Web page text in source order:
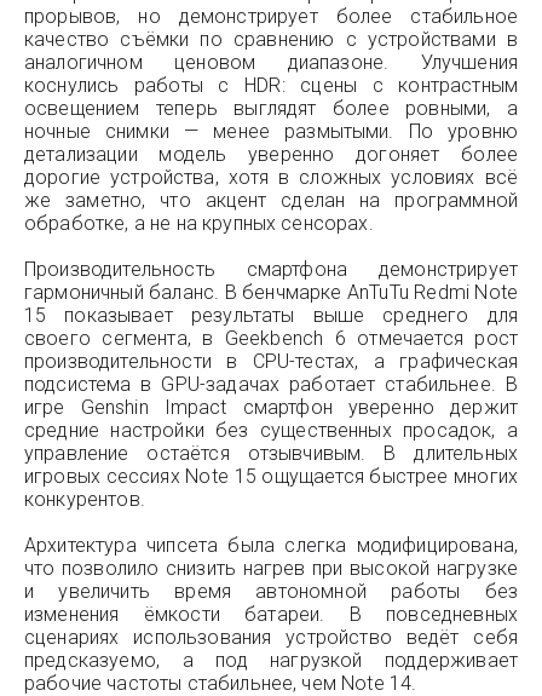
прорывов, но демонстрирует более стабильное
качество съёмки по сравнению с устройствами в
аналогичном ценовом диапазоне. Улучшения
коснулись работы с HDR: сцены с контрастным
освещением теперь выглядят более ровными, а
ночные снимки — менее размытыми. По уровню
детализации модель уверенно догоняет более
дорогие устройства, хотя в сложных условиях всё
же заметно, что акцент сделан на программной
обработке, а не на крупных сенсорах.
Производительность смартфона демонстрирует
гармоничный баланс. В бенчмарке AnTuTu Redmi Note
15 показывает результаты выше среднего для
своего сегмента, в Geekbench 6 отмечается рост
производительности в CPU-тестах, а графическая
подсистема в GPU-задачах работает стабильнее. В
игре Genshin Impact смартфон уверенно держит
средние настройки без существенных просадок, а
управление остаётся отзывчивым. В длительных
игровых сессиях Note 15 ощущается быстрее многих
конкурентов.
Архитектура чипсета была слегка модифицирована,
что позволило снизить нагрев при высокой нагрузке
и увеличить время автономной работы без
изменения ёмкости батареи. В повседневных
сценариях использования устройство ведёт себя
предсказуемо, а под нагрузкой поддерживает
рабочие частоты стабильнее, чем Note 14.